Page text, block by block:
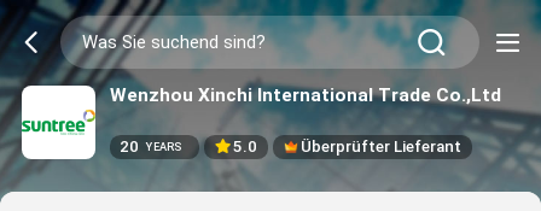
Wenzhou Xinchi International Trade Co.,Ltd
20 YEARS 5.0 Überprüfter Lieferant